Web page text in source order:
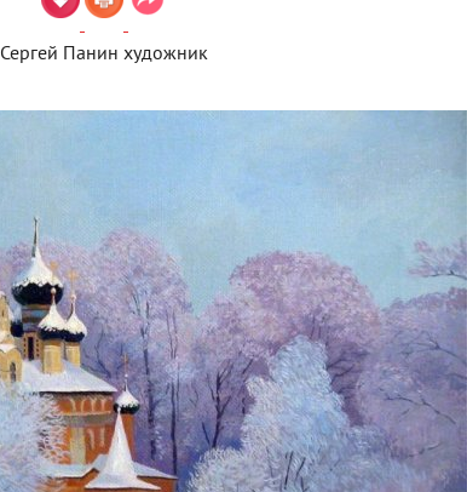
Сергей Панин художник